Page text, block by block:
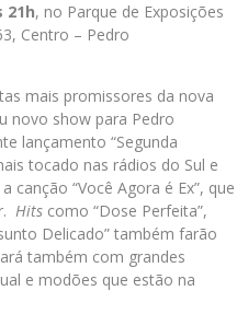
21h, no Parque de Exposições
Centro – Pedro
mais promissores da nova
novo show para Pedro
lançamento “Segunda
tocado nas rádios do Sul e
canção “Você Agora é Ex”, que
Hits como “Dose Perfeita”,
Delicado” também farão
também com grandes
e modões que estão na